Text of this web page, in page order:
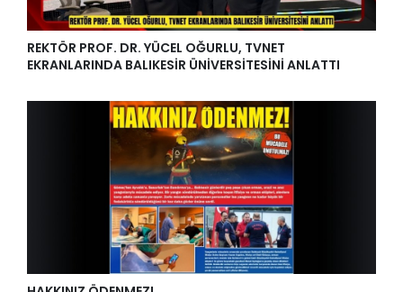
REKTÖR PROF. DR. YÜCEL OĞURLU, TVNET
EKRANLARINDA BALIKESİR ÜNİVERSİTESİNİ ANLATTI